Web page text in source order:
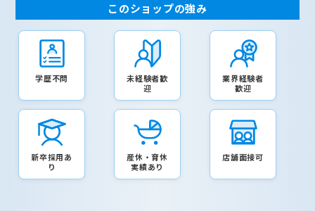
このショップの強み
学歴不問
未経験者歓
迎
業界経験者
歓迎
新卒採用あ
り
産休・育休
実績あり
店舗面接可